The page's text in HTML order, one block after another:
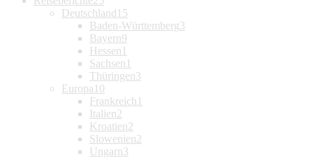
Deutschland 15
Baden-Württemberg3
Bayern9
Hessen 1
Sachsen 1
Thüringen3
Europa 10
Frankreich 1
Italien2
Kroatien2
Slowenien2
Ungarn3